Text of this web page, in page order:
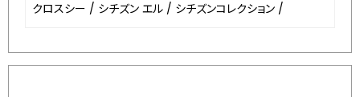
クロスシー / シチズン エル / シチズンコレクション /